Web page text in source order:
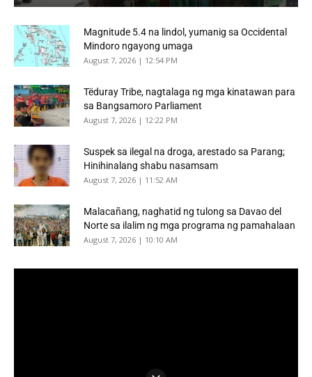
Magnitude 5.4 na lindol, yumanig sa Occidental
Mindoro ngayong umaga
August 7, 2026 | 12:54 PM
Tëduray Tribe, nagtalaga ng mga kinatawan para
sa Bangsamoro Parliament
August 7, 2026 | 12:22 PM
Suspek sa ilegal na droga, arestado sa Parang;
Hinihinalang shabu nasamsam
August 7, 2026 | 11:52 AM
‎Malacañang, naghatid ng tulong sa Davao del
Norte sa ilalim ng mga programa ng pamahalaan
August 7, 2026 | 10:10 AM